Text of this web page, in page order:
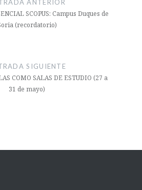
ANTERIOR
SCOPUS: Campus Duques de
(recordatorio)
SIGUIENTE
COMO SALAS DE ESTUDIO (27 a
31 de mayo)